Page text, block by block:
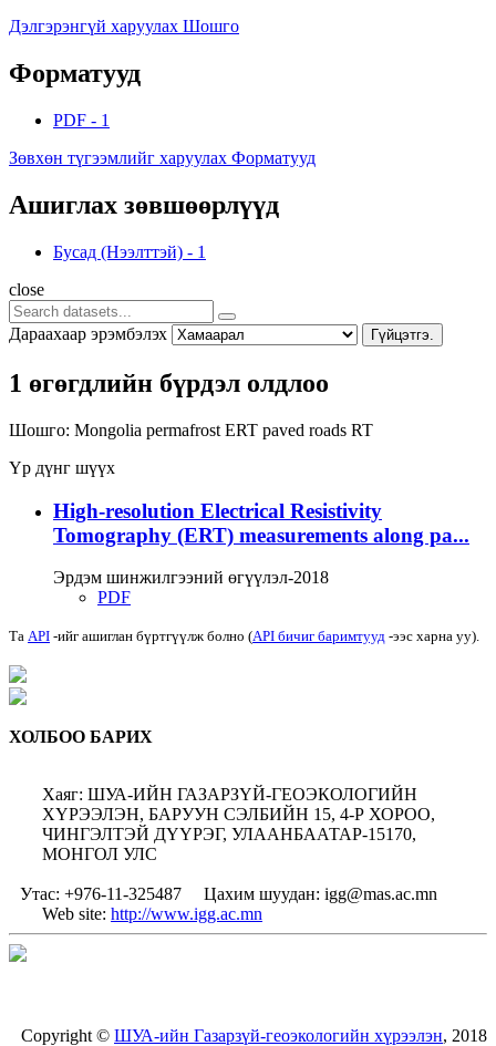
Дэлгэрэнгүй харуулах Шошго
Форматууд
PDF - 1
Зөвхөн түгээмлийг харуулах Форматууд
Ашиглах зөвшөөрлүүд
Бусад (Нээлттэй) - 1
close
Дараахаар эрэмбэлэх Гүйцэтгэ.
1 өгөгдлийн бүрдэл олдлоо
Шошго: Mongolia permafrost ERT paved roads RT
Үр дүнг шүүх
High-resolution Electrical Resistivity
Tomography (ERT) measurements along pa...
Эрдэм шинжилгээний өгүүлэл-2018
PDF
Та API -ийг ашиглан бүртгүүлж болно (API бичиг баримтууд -ээс харна уу).
ХОЛБОО БАРИХ
Хаяг: ШУА-ИЙН ГАЗАРЗҮЙ-ГЕОЭКОЛОГИЙН
ХҮРЭЭЛЭН, БАРУУН СЭЛБИЙН 15, 4-Р ХОРОО,
ЧИНГЭЛТЭЙ ДҮҮРЭГ, УЛААНБААТАР-15170,
МОНГОЛ УЛС
Утас: +976-11-325487 Цахим шуудан: igg@mas.ac.mn
Web site: http://www.igg.ac.mn
Copyright © ШУА-ийн Газарзүй-геоэкологийн хүрээлэн, 2018